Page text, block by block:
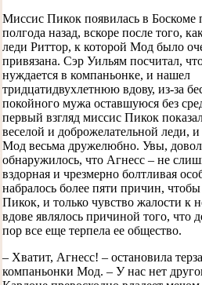
Миссис Пикок появилась в Боскоме
полгода назад, вскоре после того,
леди Риттор, к которой Мод было
привязана. Сэр Уильям посчитал,
нуждается в компаньонке, и нашел
тридцатидвухлетнюю вдову, из-за
покойного мужа оставшуюся без
первый взгляд миссис Пикок
веселой и доброжелательной леди,
Мод весьма дружелюбно. Увы,
обнаружилось, что Агнесс – не
вздорная и чрезмерно болтливая
набралось более пяти причин, чтобы
Пикок, и только чувство жалости к
вдове являлось причиной того, что
пор все еще терпела ее общество.
– Хватит, Агнесс! – остановила
компаньонки Мод. – У нас нет